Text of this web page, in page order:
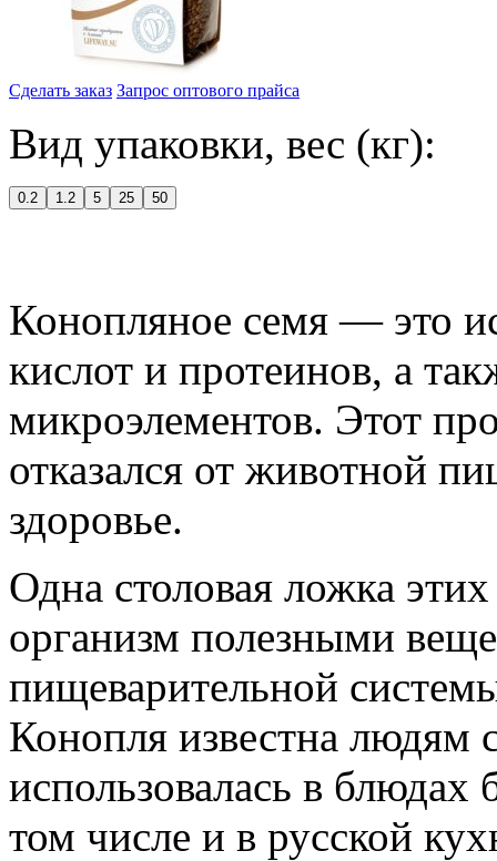
Сделать заказ Запрос оптового прайса
Вид упаковки, вес (кг):
0.2 1.2 5 25 50
Конопляное семя — это
кислот и протеинов, а
микроэлементов. Этот
отказался от животной
здоровье.
Одна столовая ложка
организм полезными
пищеварительной
Конопля известна людям
использовалась в
том числе и в русской